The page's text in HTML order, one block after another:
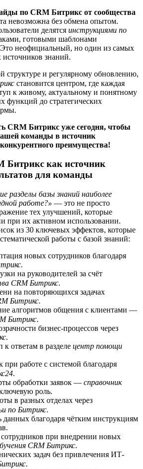
по CRM Битрикс от сообщества
невозможна без обмена опытом.
делятся инструкциями по
готовыми шаблонами
неофициальный, но один из самых
источников знаний.
структуре и регулярному обновлению,
становится центром, где каждая
к живому, актуальному и понятному
функций до стратегических
CRM Битрикс уже сегодня, чтобы
команды в источник
преимущества!
Битрикс как источник
для команды
разделы базы знаний наиболее
работе?» — это не просто
тех улучшений, которые
при их активном использовании.
из 30 ключевых эффектов, которые
работы с базой знаний:
новых сотрудников благодаря
.
на руководителей за счёт
CRM Битрикс.
на повторяющихся задачах
Битрикс.
алгоритмов общения с клиентами —
Битрикс.
бизнес-процессов через
.
к ответам в разделецентр помощи
работе с системой благодаря
.
обработки заявок —справочник
роль.
в разных отделах через
по Битрикс.
данных благодаря чётким инструкциям
сотрудников при внедрении новых
CRM Битрикс.
задач без привлечения ИТ-
.